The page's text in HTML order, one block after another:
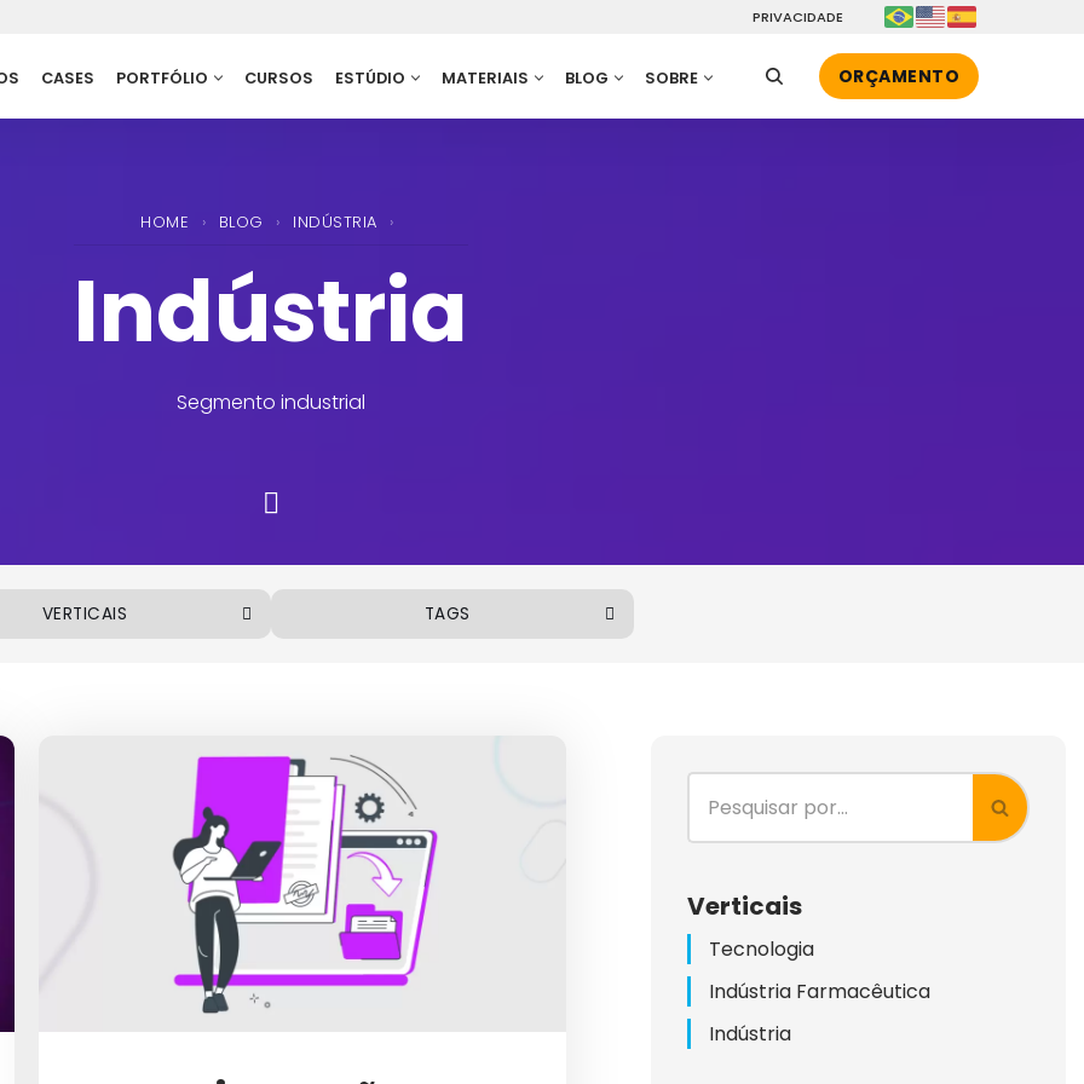
PRIVACIDADE
CASES PORTFÓLIO CURSOS ESTÚDIO MATERIAIS BLOG SOBRE ORÇAMENTO
HOME › BLOG › INDÚSTRIA ›
Indústria
Segmento industrial
VERTICAIS
FARMACÊUTICA
TAGS
ABM (ACCOUNT BASED MARKETING)
AÇÕES DE MARKETING
AMPLIFICACAST
ANÁLISE DE DADOS
AQUISIÇÃO DE CLIENTES
Verticais
Tecnologia
Indústria Farmacêutica
Indústria